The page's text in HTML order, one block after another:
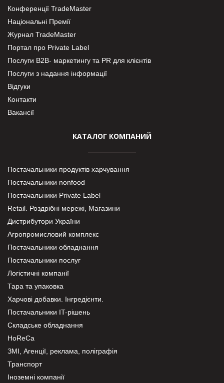
Конференції TradeMaster
Національні Премії
Журнал TradeMaster
Портал про Private Label
Послуги В2В- маркетингу та PR для клієнтів
Послуги з надання інформації
Відгуки
Контакти
Вакансії
КАТАЛОГ КОМПАНИЙ
Постачальники продуктів харчування
Постачальники nonfood
Постачальники Private Label
Retail. Роздрібні мережі, Магазини
Дистрибутори України
Агропромисловий комплекс
Постачальники обладнання
Постачальники послуг
Логістичні компанії
Тара та упаковка
Харчові добавки. Інгредієнти.
Постачальники IT-рішень
Складське обладнання
HoReCa
ЗМІ, Агенції, реклама, поліграфія
Транспорт
Іноземні компанії